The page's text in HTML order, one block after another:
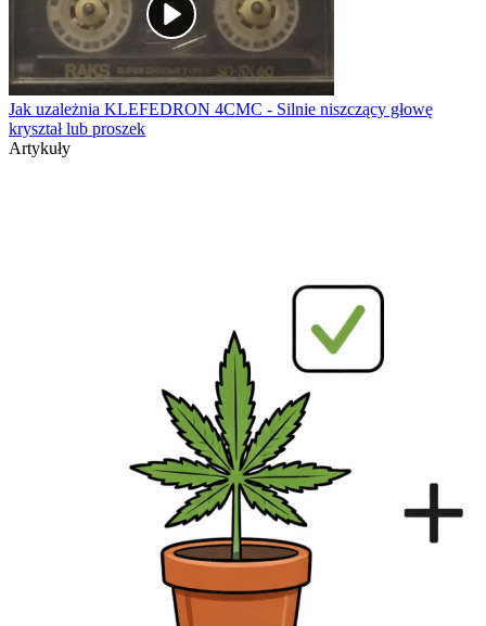
Jak uzależnia KLEFEDRON 4CMC - Silnie niszczący głowę
kryształ lub proszek
Artykuły